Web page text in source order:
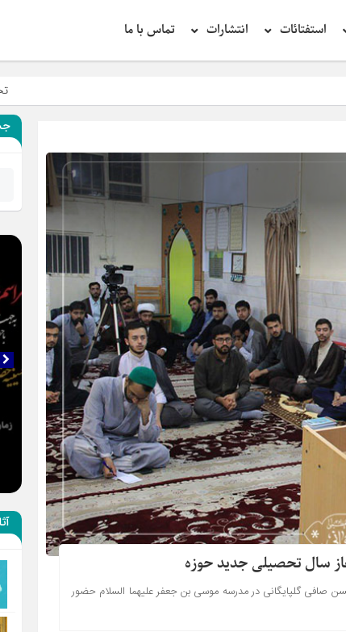
استفتائات انتشارات تماس با ما
تحقیق در عبارت زیارت
سال تحصیلی جدید حوزه
صافی گلپایگانی در مدرسه موسی بن جعفر علیهما السلام حضور